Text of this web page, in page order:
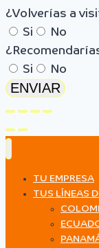
¿Volverías a
Si
No
Si
No
ENVIAR
TU EMPRESA
TUS LÍNEAS